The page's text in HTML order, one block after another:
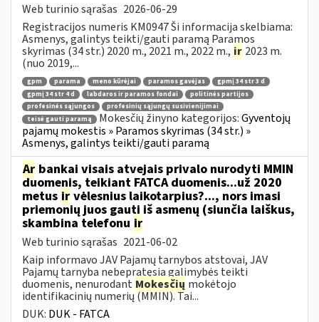
Web turinio sąrašas 2026-06-29
Registracijos numeris KM0947 Ši informacija skelbiama:
Asmenys, galintys teikti/gauti paramą Paramos
skyrimas (34 str.) 2020 m., 2021 m., 2022 m., ir 2023 m.
(nuo 2019,...
gpm parama meno kūrėjai paramos gavėjas
gpmį 34 str 3 d
gpmį 34 str 4 d
labdaros ir paramos fondai
politinės partijos
profesinės sąjungos
profesinių sąjungų susivienijimai
teisė gauti paramą
Mokesčių žinyno kategorijos:Gyventojų
pajamų mokestis » Paramos skyrimas (34 str.) »
Asmenys, galintys teikti/gauti paramą
Ar bankai visais atvejais privalo nurodyti MMIN
duomenis, teikiant FATCA duomenis...už 2020
metus ir vėlesnius laikotarpius?..., nors imasi
priemonių juos gauti iš asmenų (siunčia laiškus,
skambina telefonu ir
Web turinio sąrašas 2021-06-02
Kaip informavo JAV Pajamų tarnybos atstovai, JAV
Pajamų tarnyba nebepratęsia galimybės teikti
duomenis, nenurodant Mokesčių mokėtojo
identifikacinių numerių (MMIN). Tai...
DUK: DUK - FATCA